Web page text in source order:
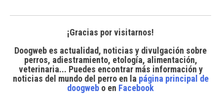
¡Gracias por visitarnos!
Doogweb es actualidad, noticias y divulgación sobre
perros, adiestramiento, etología, alimentación,
veterinaria... Puedes encontrar más información y
noticias del mundo del perroen la página principal de
doogweb o en Facebook